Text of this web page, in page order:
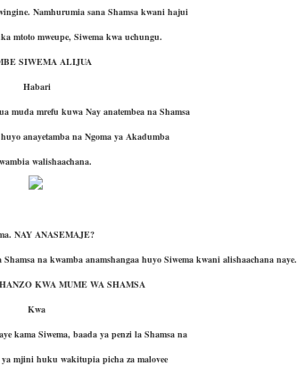
Namhurumia sana Shamsa kwani hajui
mtoto mweupe, Siwema kwa uchungu.
SIWEMA ALIJUA
Habari
muda mrefu kuwa Nay anatembea na Shamsa
anayetamba na Ngoma ya Akadumba
walishaachana.
NAY ANASEMAJE?
na kwamba anamshangaa huyo Siwema kwani alishaachana naye.
KWA MUME WA SHAMSA
Kwa
kama Siwema, baada ya penzi la Shamsa na
mjini huku wakitupia picha za malovee